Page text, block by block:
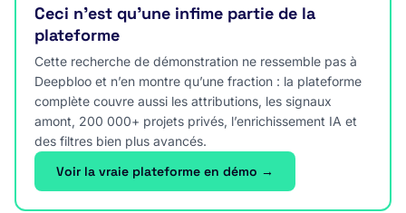
Ceci n’est qu’une infime partie de la
plateforme
Cette recherche de démonstration ne ressemble pas à
Deepbloo et n’en montre qu’une fraction : la plateforme
complète couvre aussi les attributions, les signaux
amont, 200 000+ projets privés, l’enrichissement IA et
des filtres bien plus avancés.
Voir la vraie plateforme en démo →